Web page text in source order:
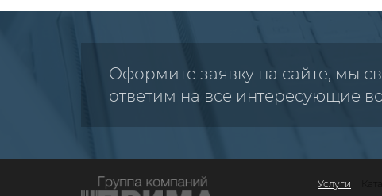
Оформите заявку на сайте, мы
ответим на все интересующие
Услуги